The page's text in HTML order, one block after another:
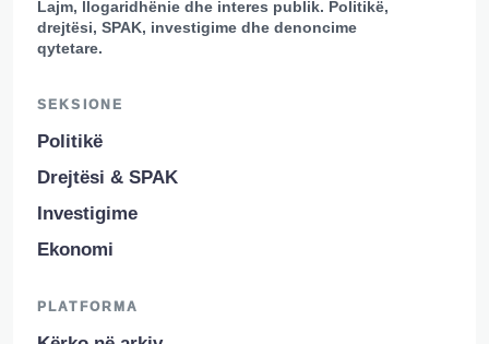
Lajm, llogaridhënie dhe interes publik. Politikë,
drejtësi, SPAK, investigime dhe denoncime
qytetare.
SEKSIONE
Politikë
Drejtësi & SPAK
Investigime
Ekonomi
PLATFORMA